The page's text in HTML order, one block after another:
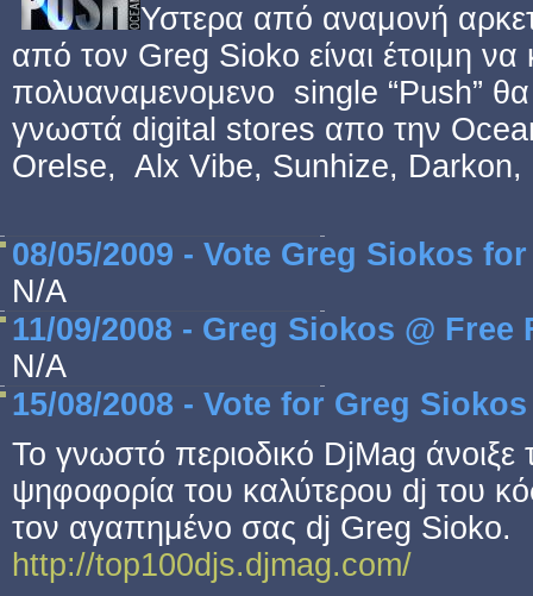
Υστερα από αναμονή
από τον Greg Sioko είναι έτοιμη
πολυαναμενομενο single “Push” θα
γνωστά digital stores απο την
Orelse, Alx Vibe, Sunhize, Darkon,
08/05/2009 - Vote Greg Siokos
N/A
11/09/2008 - Greg Siokos @ Free
N/A
15/08/2008 - Vote for Greg
To γνωστό περιοδικό DjMag άνοιξε
ψηφοφορία του καλύτερου dj του
τον αγαπημένο σας dj Greg Sioko.
http://top100djs.djmag.com/